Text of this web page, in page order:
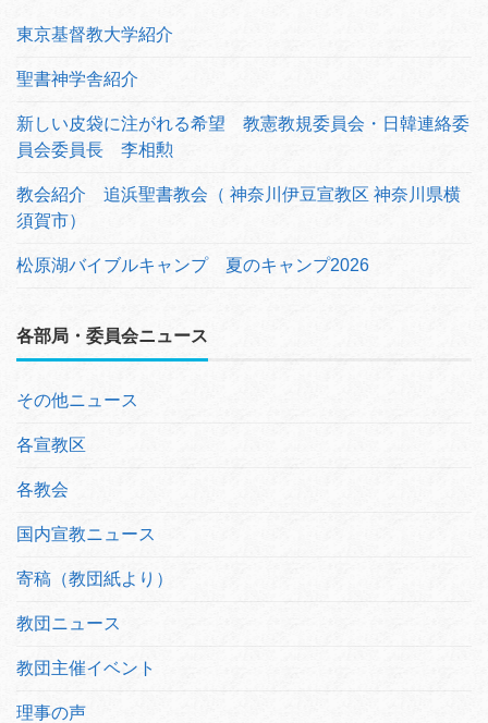
東京基督教大学紹介
聖書神学舎紹介
新しい皮袋に注がれる希望 教憲教規委員会・日韓連絡委
員会委員長 李相勲
教会紹介 追浜聖書教会（ 神奈川伊豆宣教区 神奈川県横
須賀市）
松原湖バイブルキャンプ 夏のキャンプ2026
各部局・委員会ニュース
その他ニュース
各宣教区
各教会
国内宣教ニュース
寄稿（教団紙より）
教団ニュース
教団主催イベント
理事の声